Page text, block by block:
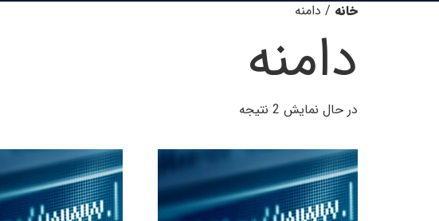
خانه / دامنه
دامنه
در حال نمایش 2 نتیجه